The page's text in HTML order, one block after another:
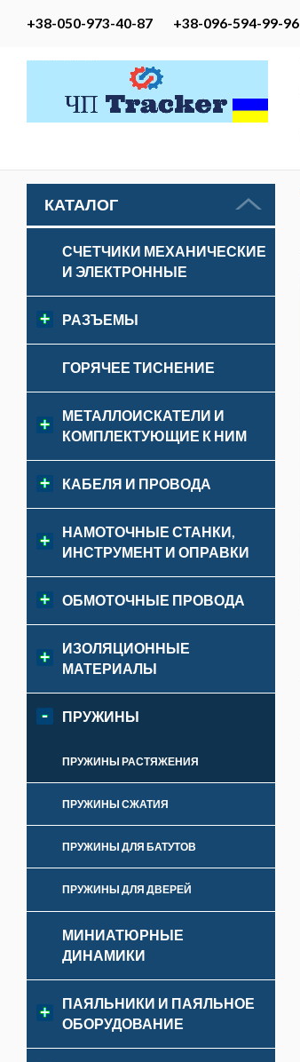
+38-050-973-40-87 +38-096-594-99-96
КАТАЛОГ
СЧЕТЧИКИ МЕХАНИЧЕСКИЕ
И ЭЛЕКТРОННЫЕ
РАЗЪЕМЫ
ГОРЯЧЕЕ ТИСНЕНИЕ
МЕТАЛЛОИСКАТЕЛИ И
КОМПЛЕКТУЮЩИЕ К НИМ
КАБЕЛЯ И ПРОВОДА
НАМОТОЧНЫЕ СТАНКИ,
ИНСТРУМЕНТ И ОПРАВКИ
ОБМОТОЧНЫЕ ПРОВОДА
ИЗОЛЯЦИОННЫЕ
МАТЕРИАЛЫ
ПРУЖИНЫ
ПРУЖИНЫ РАСТЯЖЕНИЯ
ПРУЖИНЫ СЖАТИЯ
ПРУЖИНЫ ДЛЯ БАТУТОВ
ПРУЖИНЫ ДЛЯ ДВЕРЕЙ
МИНИАТЮРНЫЕ
ДИНАМИКИ
ПАЯЛЬНИКИ И ПАЯЛЬНОЕ
ОБОРУДОВАНИЕ